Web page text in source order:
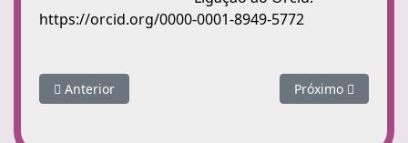
https://orcid.org/0000-0001-8949-5772
Artigo anterior: Andrea Alcaraz Córdoba
Anterior Próximo artigo:
Próximo